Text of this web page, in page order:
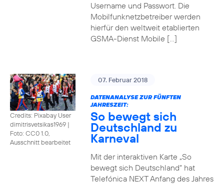
Username und Passwort. Die
Mobilfunknetzbetreiber werden
hierfür den weltweit etablierten
GSMA-Dienst Mobile […]
Credits: Pixabay User
dimitrisvetsikas1969 |
Foto: CC0 1.0,
Ausschnitt bearbeitet
07. Februar 2018
DATENANALYSE ZUR FÜNFTEN
JAHRESZEIT:
So bewegt sich
Deutschland zu
Karneval
Mit der interaktiven Karte „So
bewegt sich Deutschland“ hat
Telefónica NEXT Anfang des Jahres